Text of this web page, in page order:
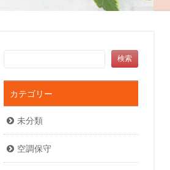
カテゴリー
未分類
空調保守